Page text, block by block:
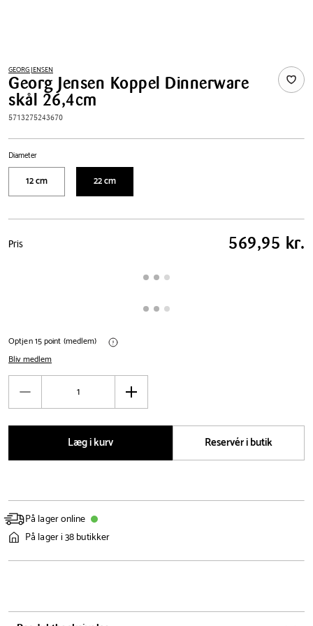
GEORG JENSEN
Georg Jensen Koppel Dinnerware
skål 26,4cm
5713275243670
Diameter
12 cm 22 cm
Pris
tabel
Pris 569,95 kr.
Optjen 15 point (medlem)
Bliv medlem
Antal
Øg
Læg i kurv
Reservér i butik
På lager online
På lager i 38 butikker